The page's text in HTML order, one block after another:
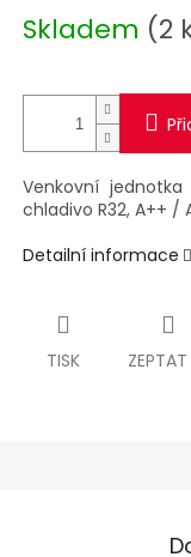
cena:
Skladem (2
Venkovní jednotka
chladivo R32, A++ /
Detailní informace
TISK ZEPTAT